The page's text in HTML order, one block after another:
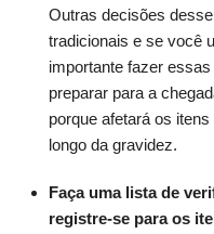
Outras decisões
tradicionais e se você
importante fazer
preparar para a
porque afetará os
longo da gravidez.
Faça uma lista de
registre-se para os